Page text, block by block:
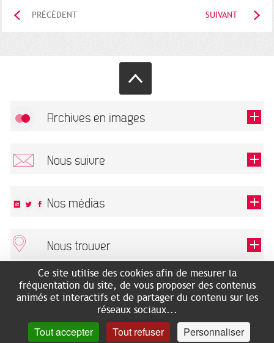
PRÉCÉDENT SUIVANT
Archives en images
Nous suivre
Ce champ est exigé.
Nos médias
Nous trouver
ARCHIVES MUNICIPALES
2 rue des Archives
Accès mobilité réduite :
7 avenue de Bellevue
RECHERCHES GÉNÉALOGIQUES
NOUS CONNAÎTRE
SERVICE ÉDUCATIF
LES ARCHIVES EN LIGNE
HISTOIRE DE TOULOUSE
Ce site utilise des cookies afin de mesurer la
fréquentation du site, de vous proposer des contenus
animés et interactifs et de partager du contenu sur les
réseaux sociaux...
Tout accepter Tout refuser Personnaliser